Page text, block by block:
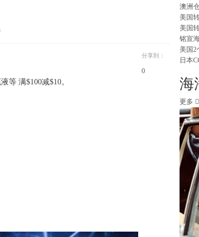
分享到：
0
等 满$100减$10。
澳洲
美国
美国
铭宣
美国2
日本
海
更多